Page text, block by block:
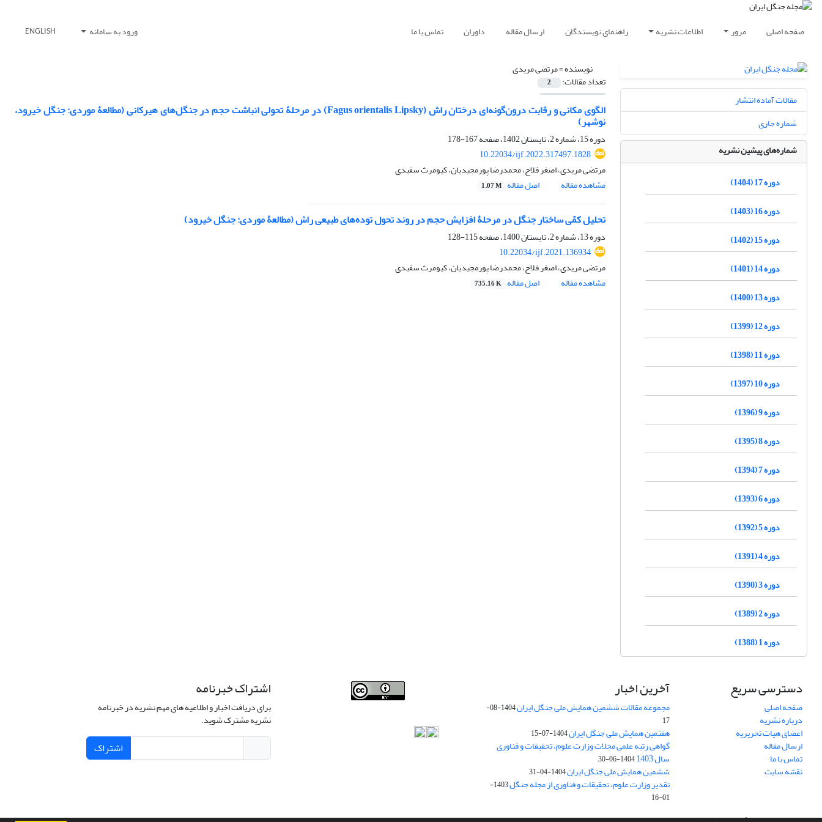
صفحه اصلی مرور اطلاعات نشریه راهنمای نویسندگان ارسال مقاله داوران تماس با ما ورود به سامانه ENGLISH
نویسنده =مرتضی مریدی
تعداد مقالات: 2
الگوی مکانی و رقابت درون‌گونه‌ای درختان راش (Fagus orientalis Lipsky) در مرحلۀ تحولی انباشت حجم در جنگل‌های هیرکانی (مطالعۀ موردی: جنگل خیرود،
نوشهر)
دوره 15، شماره 2، تابستان 1402، صفحه
167-178
10.22034/ijf.2022.317497.1828
مرتضی مریدی، اصغر فلاح، محمدرضا پورمجیدیان، کیومرث سفیدی
مشاهده مقاله
اصل مقاله 1.07 M
تحلیل کمّی ساختار جنگل در مرحلۀ افزایش حجم در روند تحول توده‌های طبیعی راش (مطالعۀ موردی: جنگل خیرود)
دوره 13، شماره 2، تابستان 1400، صفحه
115-128
10.22034/ijf.2021.136934
مرتضی مریدی، اصغر فلاح، محمدرضا پورمجیدیان، کیومرث سفیدی
مشاهده مقاله
اصل مقاله 735.16 K
مقالات آماده انتشار
شماره جاری
شماره‌های پیشین نشریه
دوره 17 (1404)
دوره 16 (1403)
دوره 15 (1402)
دوره 14 (1401)
دوره 13 (1400)
دوره 12 (1399)
دوره 11 (1398)
دوره 10 (1397)
دوره 9 (1396)
دوره 8 (1395)
دوره 7 (1394)
دوره 6 (1393)
دوره 5 (1392)
دوره 4 (1391)
دوره 3 (1390)
دوره 2 (1389)
دوره 1 (1388)
دسترسی سریع
صفحه اصلی
درباره نشریه
اعضای هیات تحریریه
ارسال مقاله
تماس با ما
نقشه سایت
آخرین اخبار
مجموعه مقالات ششمین همایش ملی جنگل ایران
1404-08-
17
هفتمین همایش ملی جنگل ایران1404-07-15
گواهی رتبه علمی مجلات وزارت علوم، تحقیقات و فناوری
سال 1403 1404-06-30
ششمین همایش ملی جنگل ایران1404-04-31
تقدیر وزارت علوم، تحقیقات و فناوری از مجله جنگل
1403-
01-16
Attribution 4.0 International
اشتراک خبرنامه
برای دریافت اخبار و اطلاعیه های مهم نشریه در خبرنامه
نشریه مشترک شوید.
اشتراک